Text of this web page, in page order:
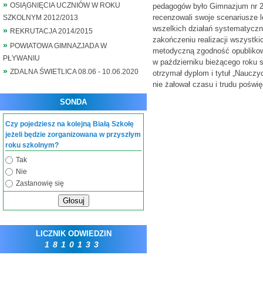
OSIĄGNIĘCIA UCZNIÓW W ROKU
SZKOLNYM 2012/2013
REKRUTACJA 2014/2015
POWIATOWA GIMNAZJADA W
PŁYWANIU
ZDALNA ŚWIETLICA 08.06 - 10.06.2020
SONDA
Czy pojedziesz na kolejną Białą Szkołę
jeżeli będzie zorganizowana w przyszłym
roku szkolnym?
Tak
Nie
Zastanowię się
Głosuj
LICZNIK ODWIEDZIN
1810133
pedagogów było Gimnazjum
recenzowali swoje scenariusze
wszelkich działań
zakończeniu realizacji
metodyczną zgodność
w październiku bieżącego roku
otrzymał dyplom i tytuł
nie żałował czasu i trudu